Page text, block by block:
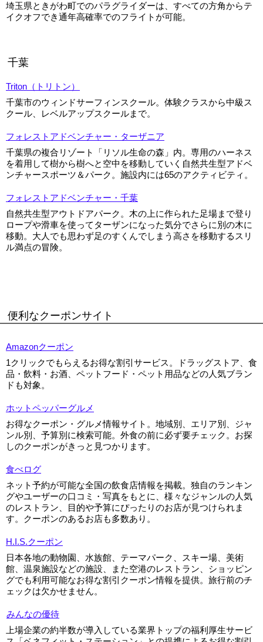
埼玉県ときがわ町でのパラグライダーは、すべての方角からテ
イクオフでき通年高確率でのフライトが可能。
千葉
Triton（トリトン）
千葉市のウィンドサーフィンスクール。体験クラスから中級ス
クール、レベルアップスクールまで。
フォレストアドベンチャー・ターザニア
千葉県の複合リゾート「リソル生命の森」内。専用のハーネス
を着用して樹から樹へと空中を移動していく自然共生型アドベ
ンチャースポーツ＆パーク。施設内には65のアクティビティ。
フォレストアドベンチャー・千葉
自然共生型アウトドアパーク。木の上に作られた足場まで登り
ロープや滑車を使ってターザンになった気分でさらに別の木に
移動。大人でも思わず足のすくんでしまう高さを移動するスリ
ル満点の冒険。
便利なクーポンサイト
Amazonクーポン
1クリックでもらえるお得な割引サービス。ドラッグストア、食
品・飲料・お酒、ペットフード・ペット用品などの人気ブラン
ドも対象。
ホットペッパーグルメ
お得なクーポン・グルメ情報サイト。地域別、エリア別、ジャ
ンル別、予算別に検索可能。外食の前に必ず要チェック。お探
しのクーポンがきっと見つかります。
食べログ
ネット予約が可能な全国の飲食店情報を掲載。独自のランキン
グやユーザーの口コミ・写真をもとに、様々なジャンルの人気
のレストラン、目的や予算にぴったりのお店が見つけられま
す。クーポンのあるお店も多数あり。
H.I.S.クーポン
日本各地の動物園、水族館、テーマパーク、スキー場、美術
館、温泉施設などの施設、また空港のレストラン、ショッピン
グでも利用可能なお得な割引クーポン情報を提供。旅行前のチ
ェックは欠かせません。
みんなの優待
上場企業の約半数が導入している業界トップの福利厚生サービ